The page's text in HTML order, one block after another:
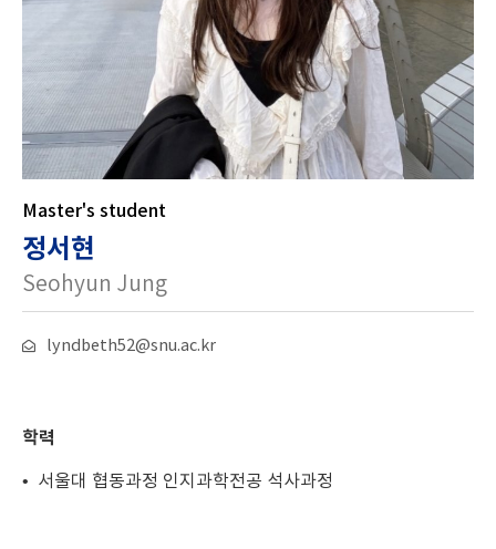
Master's student
정서현
Seohyun Jung
lyndbeth52@snu.ac.kr
학력
• 서울대 협동과정 인지과학전공 석사과정